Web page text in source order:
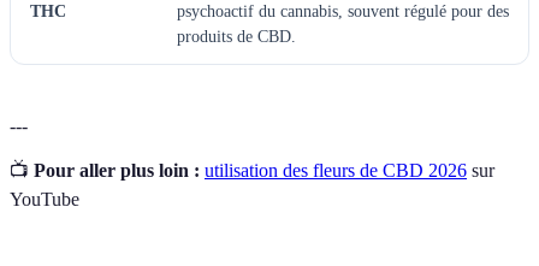
THC
psychoactif du cannabis, souvent régulé pour des
produits de CBD.
---
📺 Pour aller plus loin : utilisation des fleurs de CBD 2026 sur
YouTube